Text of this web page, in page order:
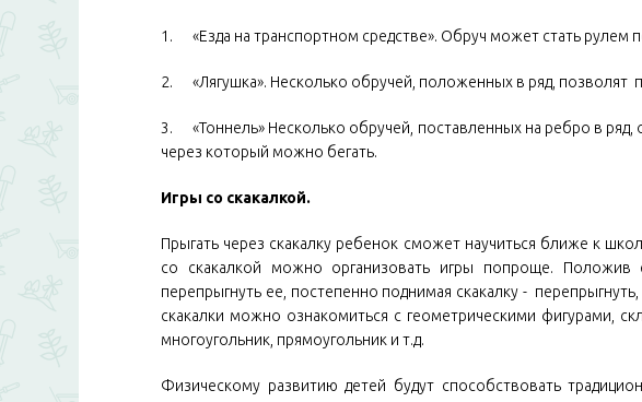
1. «Езда на транспортном средстве». Обруч может стать рулем
2. «Лягушка». Несколько обручей, положенных в ряд, позволят
3. «Тоннель» Несколько обручей, поставленных на ребро в ряд,
через который можно бегать.
Игры со скакалкой.
Прыгать через скакалку ребенок сможет научиться ближе к
со скакалкой можно организовать игры попроще.
перепрыгнуть ее, постепенно поднимая скакалку -
скакалки можно ознакомиться с геометрическими фигурами,
многоугольник, прямоугольник и т.д.
Физическому развитию детей будут способствовать